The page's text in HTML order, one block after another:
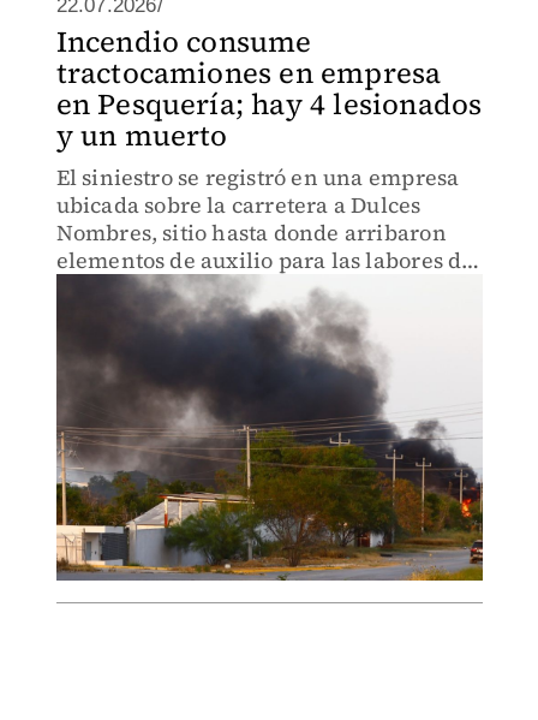
22.07.2026/
Incendio consume
tractocamiones en empresa
en Pesquería; hay 4 lesionados
y un muerto
El siniestro se registró en una empresa
ubicada sobre la carretera a Dulces
Nombres, sitio hasta donde arribaron
elementos de auxilio para las labores de
sofocamiento.